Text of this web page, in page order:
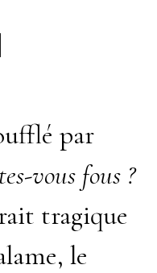
par
vous fous ?
tragique
le